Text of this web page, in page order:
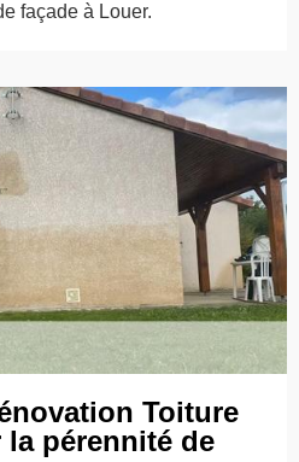
façade à Louer.
Toiture
la pérennité de